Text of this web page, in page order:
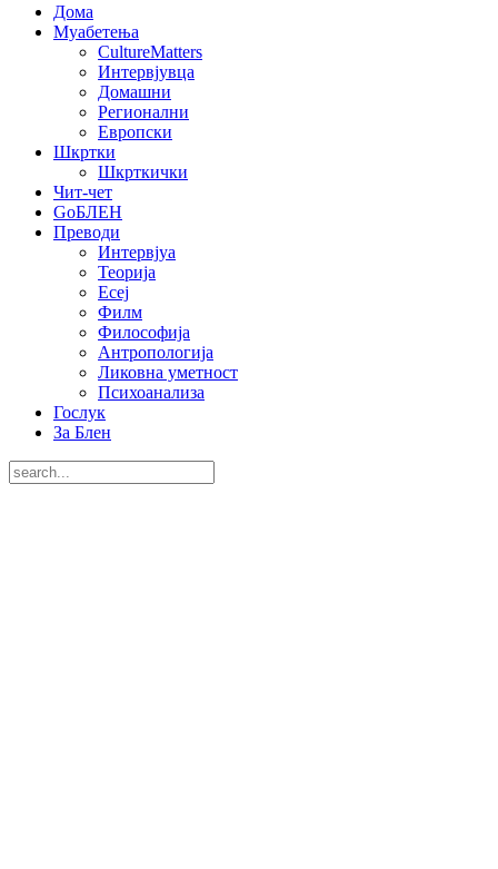
Дома
Муабетења
CultureMatters
Интервјувца
Домашни
Регионални
Европски
Шкртки
Шкрткички
Чит-чет
GoБЛЕН
Преводи
Интервјуа
Теорија
Есеј
Филм
Философија
Антропологија
Ликовна уметност
Психоанализа
Гослук
За Блен